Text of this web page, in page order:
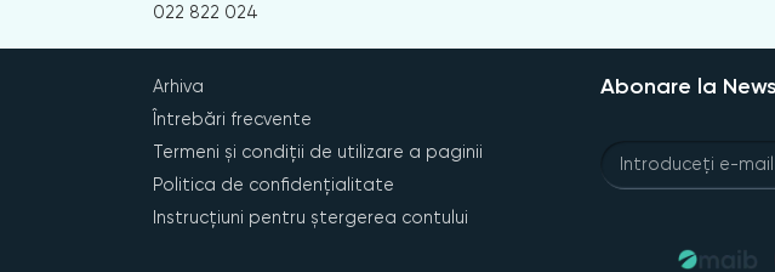
022 822 024
Arhiva
Întrebări frecvente
Termeni și condiții de utilizare a paginii
Politica de confidențialitate
Instrucțiuni pentru ștergerea contului
Abonare la